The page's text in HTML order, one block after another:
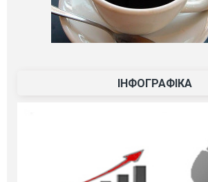
ІНФОГРАФІКА